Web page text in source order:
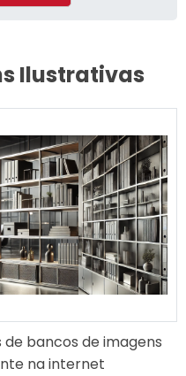
Ilustrativas
bancos de imagens
na internet